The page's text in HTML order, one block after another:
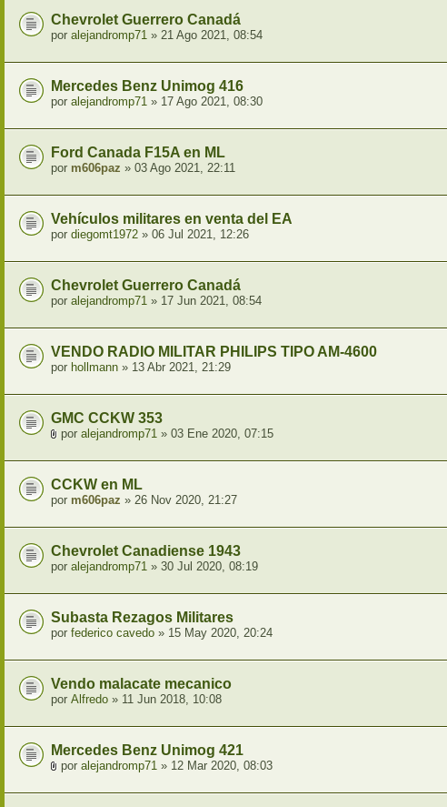
Chevrolet Guerrero Canadá
por alejandromp71 » 21 Ago 2021, 08:54
Mercedes Benz Unimog 416
por alejandromp71 » 17 Ago 2021, 08:30
Ford Canada F15A en ML
por m606paz » 03 Ago 2021, 22:11
Vehículos militares en venta del EA
por diegomt1972 » 06 Jul 2021, 12:26
Chevrolet Guerrero Canadá
por alejandromp71 » 17 Jun 2021, 08:54
VENDO RADIO MILITAR PHILIPS TIPO AM-4600
por hollmann » 13 Abr 2021, 21:29
GMC CCKW 353
por alejandromp71 » 03 Ene 2020, 07:15
CCKW en ML
por m606paz » 26 Nov 2020, 21:27
Chevrolet Canadiense 1943
por alejandromp71 » 30 Jul 2020, 08:19
Subasta Rezagos Militares
por federico cavedo » 15 May 2020, 20:24
Vendo malacate mecanico
por Alfredo » 11 Jun 2018, 10:08
Mercedes Benz Unimog 421
por alejandromp71 » 12 Mar 2020, 08:03